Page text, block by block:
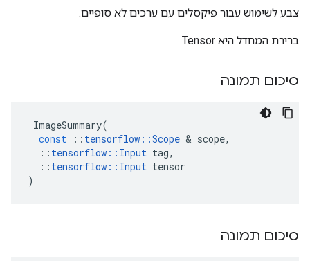
צבע לשימוש עבור פיקסלים עם ערכים לא סופיים.
ברירת המחדל היא Tensor
סיכום תמונה
ImageSummary(
const
:: tensorflow ::Scope & scope,
:: tensorflow :: Input tag,
:: tensorflow :: Input tensor
)
סיכום תמונה